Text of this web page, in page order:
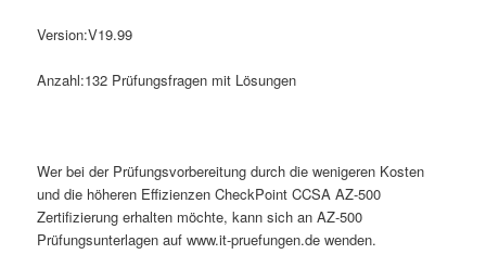
Version:V19.99
Anzahl:132 Prüfungsfragen mit Lösungen
Wer bei der Prüfungsvorbereitung durch die wenigeren Kosten
und die höheren Effizienzen CheckPoint CCSA AZ-500
Zertifizierung erhalten möchte, kann sich an AZ-500
Prüfungsunterlagen auf www.it-pruefungen.de wenden.